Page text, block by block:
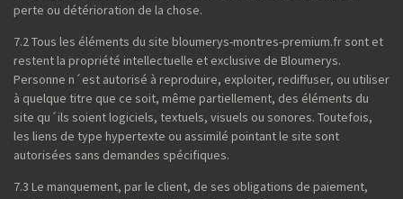
perte ou détérioration de la chose.
7.2 Tous les éléments du site bloumerys-montres-premium.fr sont et
restent la propriété intellectuelle et exclusive de Bloumerys.
Personne n´est autorisé à reproduire, exploiter, rediffuser, ou utiliser
à quelque titre que ce soit, même partiellement, des éléments du
site qu´ils soient logiciels, textuels, visuels ou sonores. Toutefois,
les liens de type hypertexte ou assimilé pointant le site sont
autorisées sans demandes spécifiques.
7.3 Le manquement, par le client, de ses obligations de paiement,